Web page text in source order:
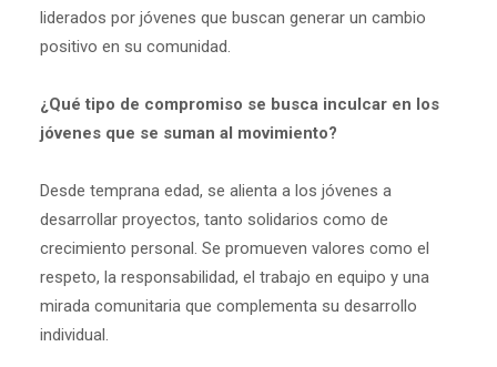
liderados por jóvenes que buscan generar un cambio
positivo en su comunidad.
¿Qué tipo de compromiso se busca inculcar en los
jóvenes que se suman al movimiento?
Desde temprana edad, se alienta a los jóvenes a
desarrollar proyectos, tanto solidarios como de
crecimiento personal. Se promueven valores como el
respeto, la responsabilidad, el trabajo en equipo y una
mirada comunitaria que complementa su desarrollo
individual.